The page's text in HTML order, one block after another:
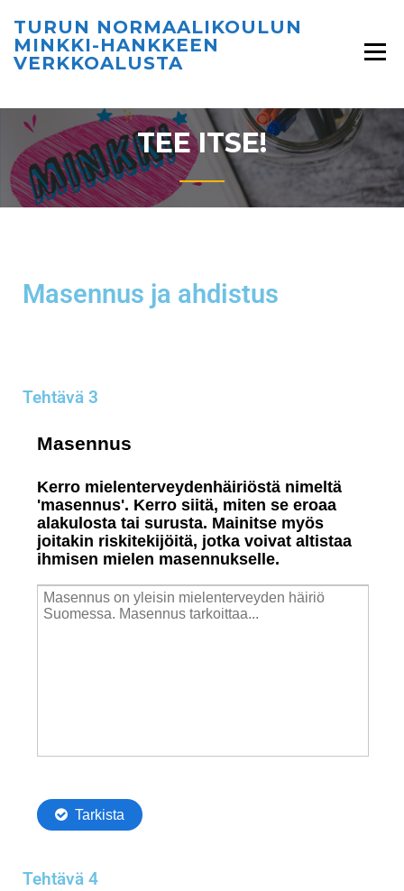
TURUN NORMAALIKOULUN
MINKKI-HANKKEEN
VERKKOALUSTA
TEE ITSE!
Masennus ja ahdistus
Tehtävä 3
Tehtävä 4